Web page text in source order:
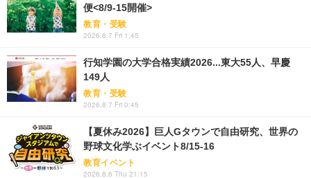
便<8/9-15開催>
教育・受験
2026.8.7 Fri 1:45
行知学園の大学合格実績2026...東大55人、早慶
149人
教育・受験
2026.8.7 Fri 0:45
【夏休み2026】巨人Gタウンで自由研究、世界の
野球文化学ぶイベント8/15-16
教育イベント
2026.8.6 Thu 21:15